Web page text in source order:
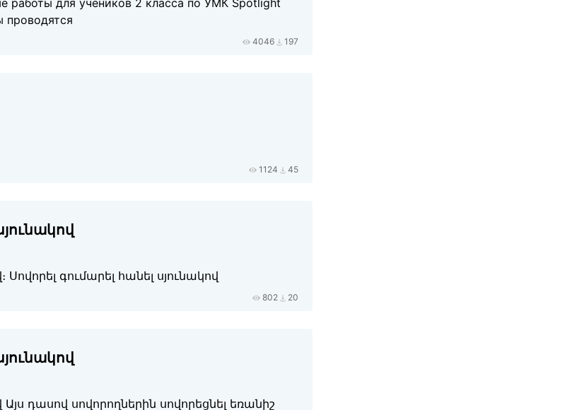
работы для учеников 2 класса по УМК Spotlight
проводятся
4046 197
1124 45
գումարել հանել սյունակով
802 20
դասով սովորողներին սովորեցնել եռանիշ